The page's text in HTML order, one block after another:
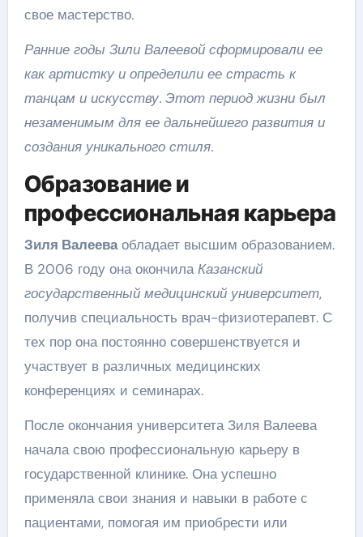
свое мастерство.
Ранние годы Зили Валеевой сформировали ее
как артистку и определили ее страсть к
танцам и искусству. Этот период жизни был
незаменимым для ее дальнейшего развития и
создания уникального стиля.
Образование и
профессиональная карьера
Зиля Валееваобладает высшим образованием.
В 2006 году она окончилаКазанский
государственный медицинский университет,
получив специальность врач-физиотерапевт. С
тех пор она постоянно совершенствуется и
участвует в различных медицинских
конференциях и семинарах.
После окончания университета Зиля Валеева
начала свою профессиональную карьеру в
государственной клинике. Она успешно
применяла свои знания и навыки в работе с
пациентами, помогая им приобрести или